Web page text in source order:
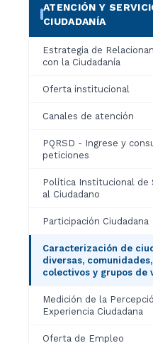
ATENCIÓN Y
CIUDADANÍA
Estrategia de
con la Ciudadanía
Oferta institucional
Canales de atención
PQRSD - Ingrese y
peticiones
Política Institucional de
al Ciudadano
Participación Ciudadana
Caracterización de
diversas,
colectivos y grupos de
Medición de la
Experiencia Ciudadana
Oferta de Empleo